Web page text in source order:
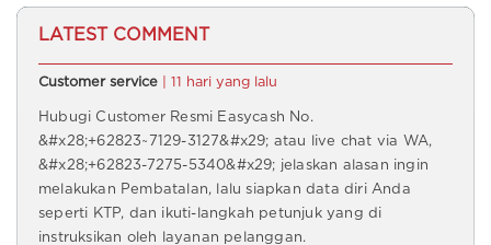
LATEST COMMENT
Customer service | 11 hari yang lalu
Hubugi Customer Resmi Easycash No.
&#x28;+62823~7129-3127&#x29; atau live chat via WA,
&#x28;+62823-7275-5340&#x29; jelaskan alasan ingin
melakukan Pembatalan, lalu siapkan data diri Anda
seperti KTP, dan ikuti-langkah petunjuk yang di
instruksikan oleh layanan pelanggan.